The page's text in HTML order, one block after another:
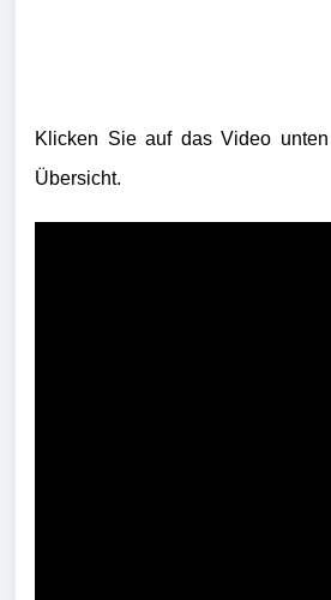
Klicken Sie auf das Video
Übersicht.